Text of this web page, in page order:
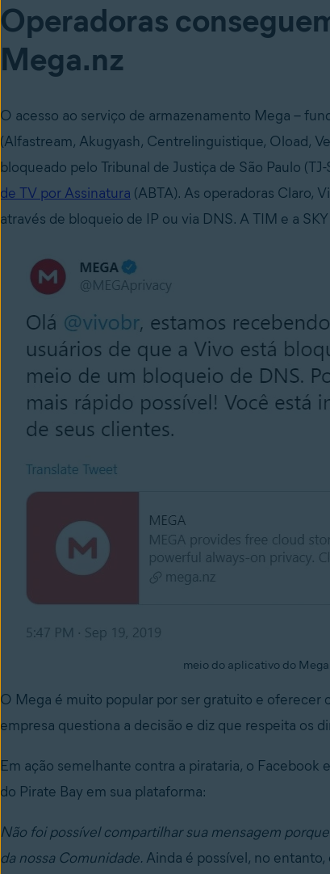
Operadoras
Mega.nz
O acesso ao serviço de armazenamento Mega –
(Alfastream, Akugyash, Centrelinguistique, Oload,
bloqueado pelo Tribunal de Justiça de São Paulo
de TV por Assinatura (ABTA). As operadoras Claro,
através de bloqueio de IP ou via DNS. A TIM e a
meio do aplicativo do Mega
O Mega é muito popular por ser gratuito e oferecer
empresa questiona a decisão e diz que respeita os
Em ação semelhante contra a pirataria, o
do Pirate Bay em sua plataforma:
Não foi possível compartilhar sua mensagem
da nossa Comunidade. Ainda é possível, no